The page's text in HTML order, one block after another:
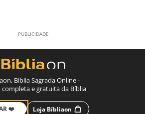
Bíblia Sagrada Online -
completa e gratuita da Bíblia
❤️ Loja Bíbliaon